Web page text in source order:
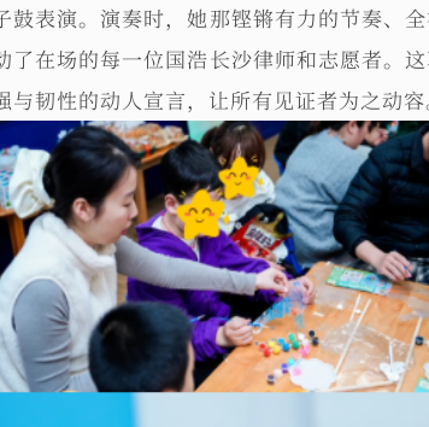
鼓表演。演奏时，她那铿锵有力的节奏、
了在场的每一位国浩长沙律师和志愿者。
与韧性的动人宣言，让所有见证者为之动容